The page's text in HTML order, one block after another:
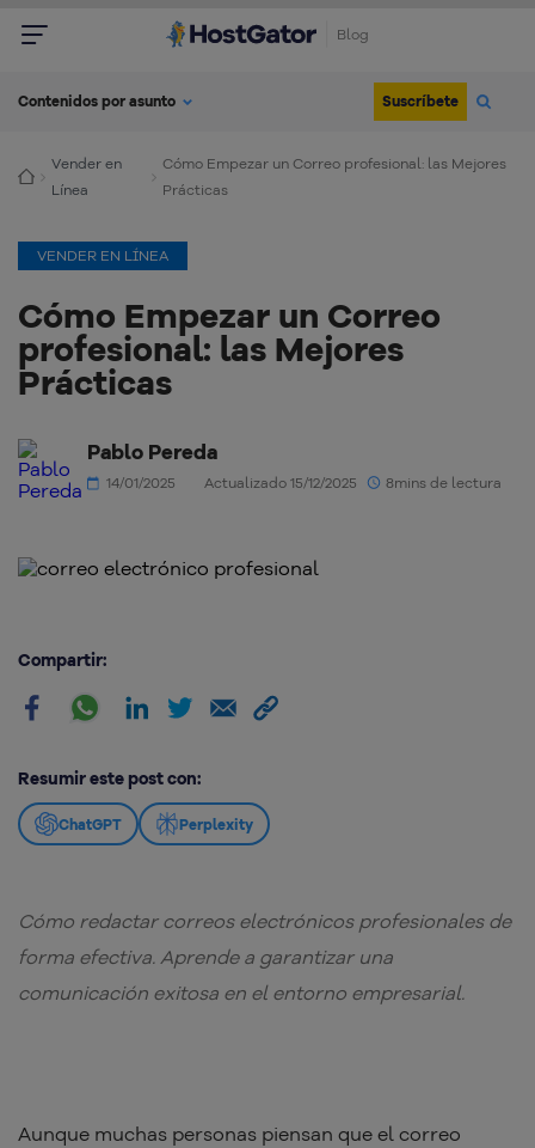
Blog
Contenidos por asunto Suscríbete
Vender en
Línea
Cómo Empezar un Correo profesional: las Mejores
Prácticas
VENDER EN LÍNEA
Cómo Empezar un Correo
profesional: las Mejores
Prácticas
Pablo Pereda
14/01/2025 Actualizado 15/12/2025 8mins de lectura
Compartir:
Resumir este post con:
ChatGPT Perplexity
Cómo redactar correos electrónicos profesionales de
forma efectiva. Aprende a garantizar una
comunicación exitosa en el entorno empresarial.
Aunque muchas personas piensan que el correo